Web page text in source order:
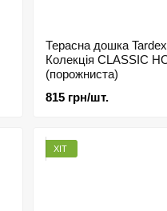
Терасна дошка
Колекція CLASSIC
(порожниста)
815 грн/шт.
ХІТ